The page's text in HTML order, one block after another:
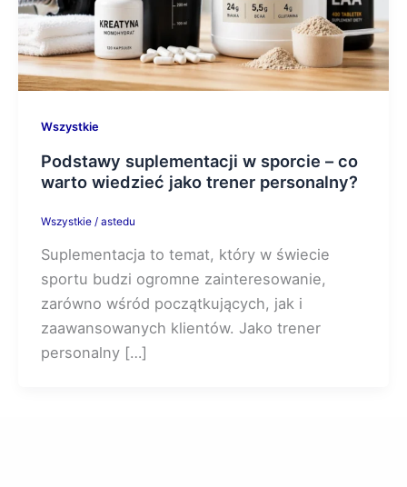
Wszystkie
Podstawy suplementacji w sporcie – co
warto wiedzieć jako trener personalny?
Wszystkie/ astedu
Suplementacja to temat, który w świecie
sportu budzi ogromne zainteresowanie,
zarówno wśród początkujących, jak i
zaawansowanych klientów. Jako trener
personalny […]